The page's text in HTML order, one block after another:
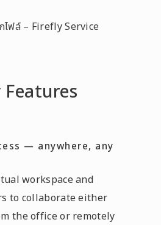
ไฟล์ – Firefly Service
Features
— anywhere, any
workspace and
to collaborate either
the office or remotely